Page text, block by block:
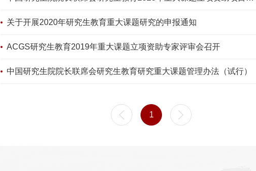
关于开展2020年研究生教育重大课题研究的申报通知
ACGS研究生教育2019年重大课题立项资助专家评审会召开
中国研究生院院长联席会研究生教育研究重大课题管理办法（试行）
1